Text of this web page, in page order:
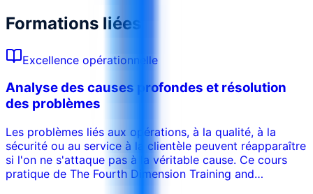
Formations liées
Excellence opérationnelle
Analyse des causes profondes et résolution
des problèmes
Les problèmes liés aux opérations, à la qualité, à la
sécurité ou au service à la clientèle peuvent réapparaître
si l'on ne s'attaque pas à la véritable cause. Ce cours
pratique de The Fourth Dimension Training and